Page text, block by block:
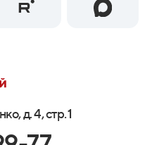
д. 4, стр. 1